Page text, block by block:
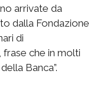
arrivate da
dalla Fondazione
di
frase che in molti
Banca”.